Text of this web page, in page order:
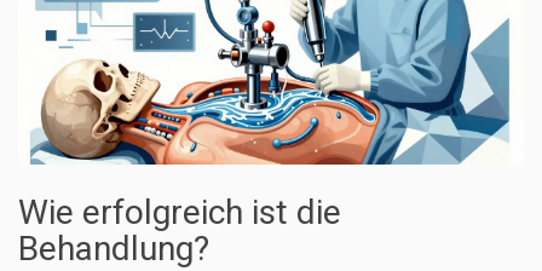
Wie erfolgreich ist die
Behandlung?